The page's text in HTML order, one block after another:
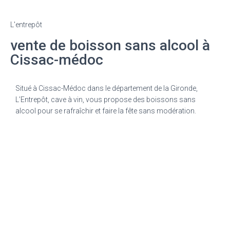
L'entrepôt
vente de boisson sans alcool à
Cissac-médoc
Situé à Cissac-Médoc dans le département de la Gironde,
L’Entrepôt, cave à vin, vous propose des boissons sans
alcool pour se rafraîchir et faire la fête sans modération.